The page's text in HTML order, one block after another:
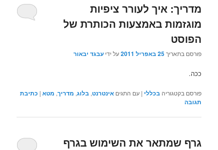
מדריך: איך לעורר ציפיות
מוגזמות באמצעות הכותרת של
הפוסט
פורסם בתאריך25 באפריל 2011 על ידיעבגד יבאור
ככה.
פורסם בקטגוריה בכללי |עם התגים אינטרנט,בלוג, מדריך, מטא | כתיבת
תגובה
גרף שמתאר את השימוש בגרף